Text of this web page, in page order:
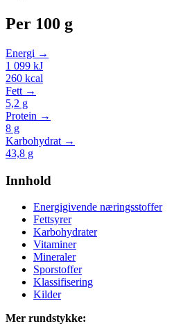
Per 100 g
Energi →
1 099 kJ
260 kcal
Fett →
5,2 g
Protein →
8 g
Karbohydrat →
43,8 g
Innhold
Energigivende næringsstoffer
Fettsyrer
Karbohydrater
Vitaminer
Mineraler
Sporstoffer
Klassifisering
Kilder
Mer rundstykke: